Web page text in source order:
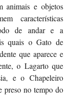
animais e objetos
características
de andar e a
quais o Gato de
que aparece e
o Lagarto que
e o Chapeleiro
preso no tempo do